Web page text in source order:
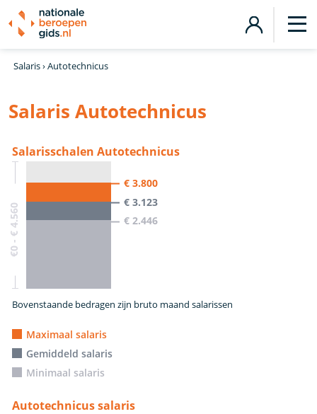
Salaris›Autotechnicus
Salaris Autotechnicus
Salarisschalen Autotechnicus
€0 - € 4.560
€ 3.800
€ 3.123
€ 2.446
Bovenstaande bedragen zijn bruto maand salarissen
Maximaal salaris
Gemiddeld salaris
Minimaal salaris
Autotechnicus salaris